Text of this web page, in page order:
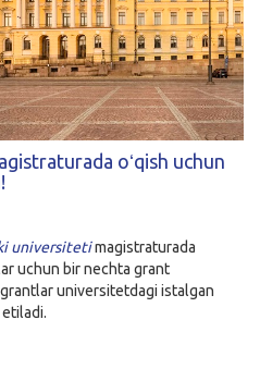
oʻqish uchun
universitetimagistraturada
uchun bir nechta grant
universitetdagi istalgan